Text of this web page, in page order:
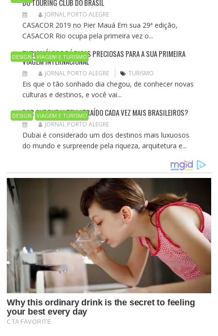
D
S
T
DO TOURING CLUB DO BRASIL
JORNAL PORTO ALEGRE
CASACOR 2019 no Pier Mauá Em sua 29ª edição,
CASACOR Rio ocupa pela primeira vez o...
DESIGN VIAGEM E TURISMO
TURISMÓLOGO DÁ DICAS PRECIOSAS PARA A SUA PRIMEIRA
VIAGEM INTERNACIONAL
JORNAL PORTO ALEGRE TURISMO
Eis que o tão sonhado dia chegou, de conhecer novas
culturas e destinos, e você vai...
DESIGN VIAGEM E TURISMO
POR QUE DUBAI TEM ATRAÍDO CADA VEZ MAIS BRASILEIROS?
JORNAL PORTO ALEGRE
Dubai é considerado um dos destinos mais luxuosos
do mundo e surpreende pela riqueza, arquitetura e...